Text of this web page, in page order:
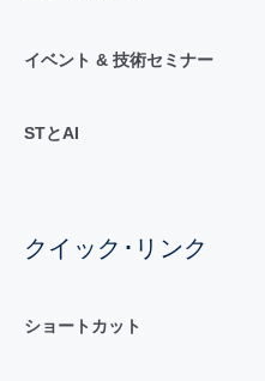
イベント & 技術セミナー
STとAI
クイック･リンク
ショートカット